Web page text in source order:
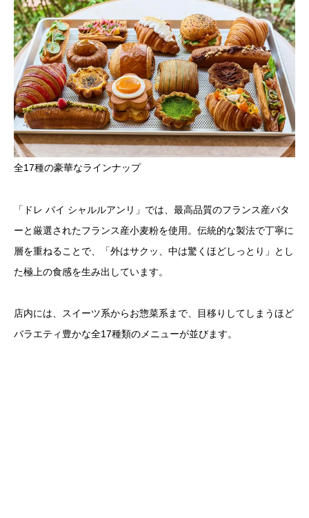
全17種の豪華なラインナップ
「ドレ バイ シャルルアンリ」では、最高品質のフランス産バタ
ーと厳選されたフランス産小麦粉を使用。伝統的な製法で丁寧に
層を重ねることで、「外はサクッ、中は驚くほどしっとり」とし
た極上の食感を生み出しています。
店内には、スイーツ系からお惣菜系まで、目移りしてしまうほど
バラエティ豊かな全17種類のメニューが並びます。